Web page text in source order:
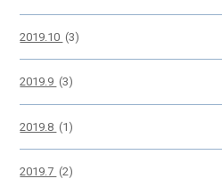
2019.10 (3)
2019.9 (3)
2019.8 (1)
2019.7 (2)